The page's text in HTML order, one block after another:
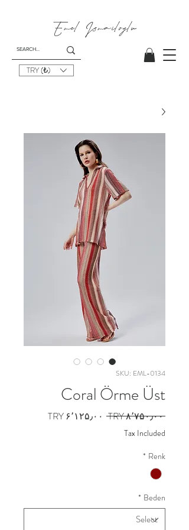
Emel Ismailoglu
TRY (₺)
SKU: EML-0134
Coral Örme Üst
TRY ۸٬۷۵۰٫۰۰
Regular
TRY ۶٬۱۲۵٫۰۰Sale
Tax Included
Renk
*
Beden
*